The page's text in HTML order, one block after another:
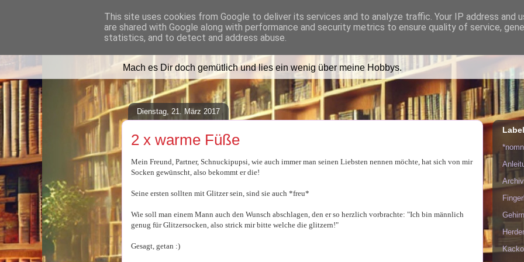
Lilafusselfee lädt Dich in ihr Wohnzimmer
Mach es Dir doch gemütlich und lies ein wenig über meine Hobbys.
Dienstag, 21. März 2017
2 x warme Füße
Mein Freund, Partner, Schnuckipupsi, wie auch immer man seinen Liebsten nennen möchte, hat sich von mir
Socken gewünscht, also bekommt er die!
Seine ersten sollten mit Glitzer sein, sind sie auch *freu*
Wie soll man einem Mann auch den Wunsch abschlagen, den er so herzlich vorbrachte: "Ich bin männlich
genug für Glitzersocken, also strick mir bitte welche die glitzern!"
Gesagt, getan :)
Archiv
This site uses cookies from Google to deliver its services and to analyze traffic. Your IP address and
are shared with Google along with performance and security metrics to ensure quality of service,
statistics, and to detect and address abuse.